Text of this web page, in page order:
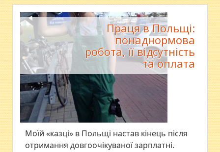
Праця в Польщі:
понаднормова
робота, її відсутність
та оплата
Моїй «казці» в Польщі настав кінець після
отримання довгоочікуваної зарплатні.